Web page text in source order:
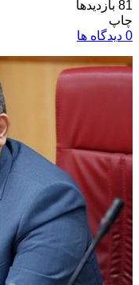
81 بازدیدها
چاپ
0 دیدگاه ها